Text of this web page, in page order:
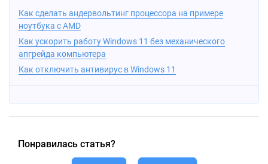
Как сделать андервольтинг процессора на примере
ноутбука с AMD
Как ускорить работу Windows 11 без механического
апгрейда компьютера
Как отключить антивирус в Windows 11
Понравилась статья?